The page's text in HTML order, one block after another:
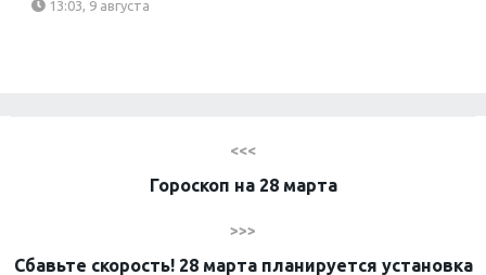
13:03, 9 августа
<<<
Гороскоп на 28 марта
>>>
Сбавьте скорость! 28 марта планируется установка